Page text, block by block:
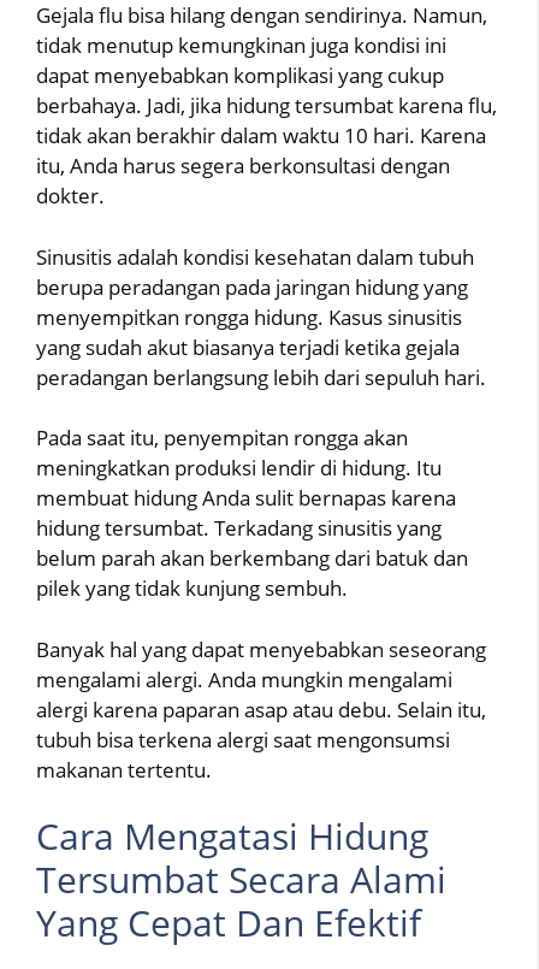
Gejala flu bisa hilang dengan sendirinya. Namun,
tidak menutup kemungkinan juga kondisi ini
dapat menyebabkan komplikasi yang cukup
berbahaya. Jadi, jika hidung tersumbat karena flu,
tidak akan berakhir dalam waktu 10 hari. Karena
itu, Anda harus segera berkonsultasi dengan
dokter.
Sinusitis adalah kondisi kesehatan dalam tubuh
berupa peradangan pada jaringan hidung yang
menyempitkan rongga hidung. Kasus sinusitis
yang sudah akut biasanya terjadi ketika gejala
peradangan berlangsung lebih dari sepuluh hari.
Pada saat itu, penyempitan rongga akan
meningkatkan produksi lendir di hidung. Itu
membuat hidung Anda sulit bernapas karena
hidung tersumbat. Terkadang sinusitis yang
belum parah akan berkembang dari batuk dan
pilek yang tidak kunjung sembuh.
Banyak hal yang dapat menyebabkan seseorang
mengalami alergi. Anda mungkin mengalami
alergi karena paparan asap atau debu. Selain itu,
tubuh bisa terkena alergi saat mengonsumsi
makanan tertentu.
Cara Mengatasi Hidung
Tersumbat Secara Alami
Yang Cepat Dan Efektif